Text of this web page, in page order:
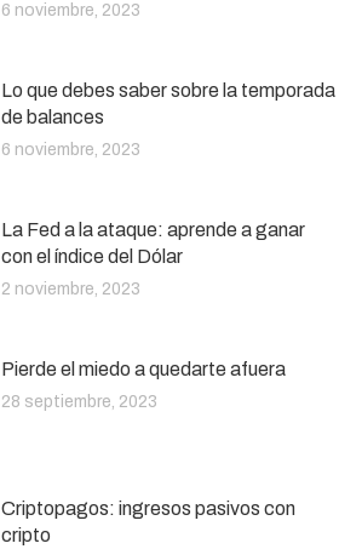
6 noviembre, 2023
Lo que debes saber sobre la temporada
de balances
6 noviembre, 2023
La Fed a la ataque: aprende a ganar
con el índice del Dólar
2 noviembre, 2023
Pierde el miedo a quedarte afuera
28 septiembre, 2023
Criptopagos: ingresos pasivos con
cripto